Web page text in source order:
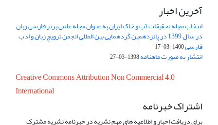
آخرین اخبار
انتخاب مجله تحقیقات آب و خاک ایران به عنوان مجله علمی برتر فارسی زبان
در سال 1399 در پانزدهمین گردهمایی بین المللی انجمن ترویج زبان و ادب
فارسی1400-03-17
انتشار به صورت ماهنامه1398-03-27
Creative Commons Attribution Non Commercial 4.0
International
اشتراک خبرنامه
برای دریافت اخبار و اطلاعیه های مهم نشریه در خبرنامه نشریه مشترک